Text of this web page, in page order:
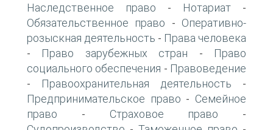
Наследственное право - Нотариат -
Обязательственное право - Оперативно-
розыскная деятельность - Права человека
- Право зарубежных стран -
Право
социального обеспечения - Правоведение
- Правоохранительная деятельность -
Предпринимательское право - Семейное
право - Страховое право -